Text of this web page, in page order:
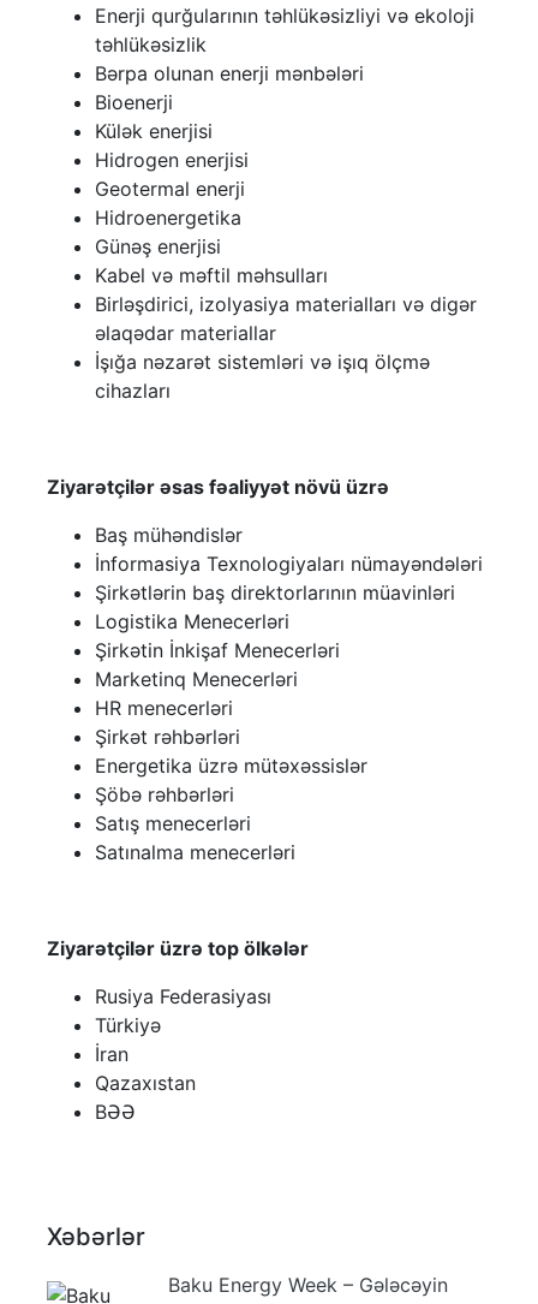
Enerji qurğularının təhlükəsizliyi və ekoloji
təhlükəsizlik
Bərpa olunan enerji mənbələri
Bioenerji
Külək enerjisi
Hidrogen enerjisi
Geotermal enerji
Hidroenergetika
Günəş enerjisi
Kabel və məftil məhsulları
Birləşdirici, izolyasiya materialları və digər
əlaqədar materiallar
İşığa nəzarət sistemləri və işıq ölçmə
cihazları
Ziyarətçilər əsas fəaliyyət növü üzrə
Baş mühəndislər
İnformasiya Texnologiyaları nümayəndələri
Şirkətlərin baş direktorlarının müavinləri
Logistika Menecerləri
Şirkətin İnkişaf Menecerləri
Marketinq Menecerləri
HR menecerləri
Şirkət rəhbərləri
Energetika üzrə mütəxəssislər
Şöbə rəhbərləri
Satış menecerləri
Satınalma menecerləri
Ziyarətçilər üzrə top ölkələr
Rusiya Federasiyası
Türkiyə
İran
Qazaxıstan
BƏƏ
Xəbərlər
Baku Energy Week – Gələcəyin